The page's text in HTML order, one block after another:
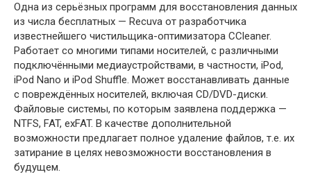
Одна из серьёзных программ для восстановления данных
из числа бесплатных — Recuva от разработчика
известнейшего чистильщика-оптимизатора CCleaner.
Работает со многими типами носителей, с различными
подключёнными медиаустройствами, в частности, iPod,
iPod Nano и iPod Shuffle. Может восстанавливать данные
с повреждённых носителей, включая CD/DVD-диски.
Файловые системы, по которым заявлена поддержка —
NTFS, FAT, exFAT. В качестве дополнительной
возможности предлагает полное удаление файлов, т.е. их
затирание в целях невозможности восстановления в
будущем.